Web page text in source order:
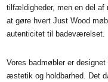
tilfældigheder, men en del af
at gøre hvert Just Wood
autenticitet til badeværelset.
Vores badmøbler er
æstetik og holdbarhed. Det